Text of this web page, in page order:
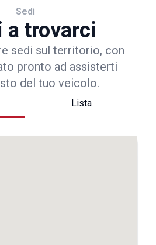
Sedi
a trovarci
sedi sul territorio, con
pronto ad assisterti
del tuo veicolo.
Lista